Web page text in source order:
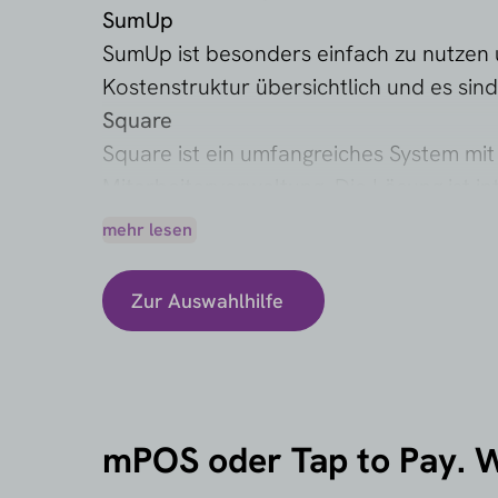
SumUp
SumUp ist besonders einfach zu
Kostenstruktur übersichtlich und es
Square
Square ist ein umfangreiches System
Wachstumsambitionen.
PayPal POS ist eine praktische Lösung
besonders vertraut.
Sie schnell, welche Lösung zu Ihrem
Unabhängig. Übersichtlich. Ohne
mehr lesen
Zur Auswahlhilfe
mPOS oder Tap to Pay.